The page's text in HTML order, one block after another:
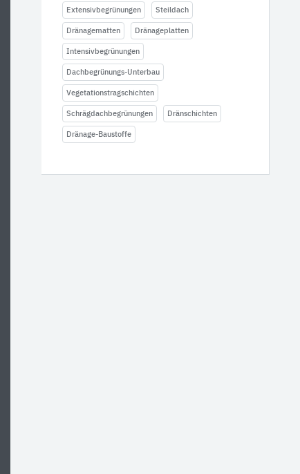
Extensivbegrünungen Steildach
Dränagematten Dränageplatten
Intensivbegrünungen
Dachbegrünungs-Unterbau
Vegetationstragschichten
Schrägdachbegrünungen Dränschichten
Dränage-Baustoffe